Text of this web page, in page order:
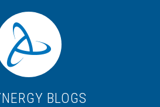
BLOGS